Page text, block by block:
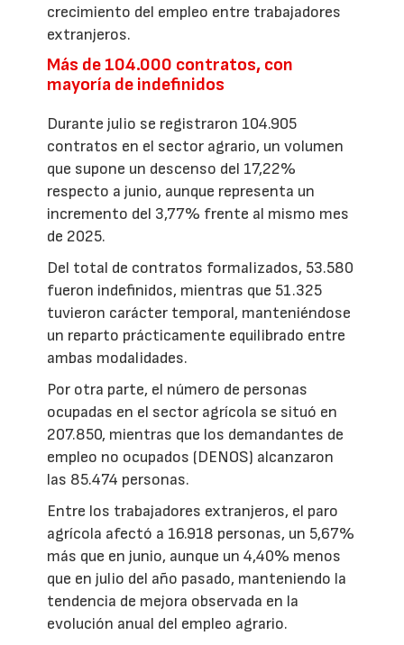
crecimiento del empleo entre trabajadores
extranjeros.
Más de 104.000 contratos, con
mayoría de indefinidos
Durante julio se registraron 104.905
contratos en el sector agrario, un volumen
que supone un descenso del 17,22%
respecto a junio, aunque representa un
incremento del 3,77% frente al mismo mes
de 2025.
Del total de contratos formalizados, 53.580
fueron indefinidos, mientras que 51.325
tuvieron carácter temporal, manteniéndose
un reparto prácticamente equilibrado entre
ambas modalidades.
Por otra parte, el número de personas
ocupadas en el sector agrícola se situó en
207.850, mientras que los demandantes de
empleo no ocupados (DENOS) alcanzaron
las 85.474 personas.
Entre los trabajadores extranjeros, el paro
agrícola afectó a 16.918 personas, un 5,67%
más que en junio, aunque un 4,40% menos
que en julio del año pasado, manteniendo la
tendencia de mejora observada en la
evolución anual del empleo agrario.